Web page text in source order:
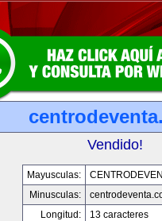
Vendido!
Mayusculas:
Minusculas:
Longitud:
13 caracteres